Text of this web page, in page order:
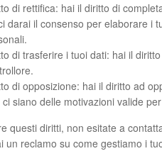
di rettifica: hai il diritto di
darai il consenso per elaborare i
di trasferire i tuoi dati: hai il
di opposizione: hai il diritto ad
ci siano delle motivazioni valide
questi diritti, non esitate a
un reclamo su come gestiamo i